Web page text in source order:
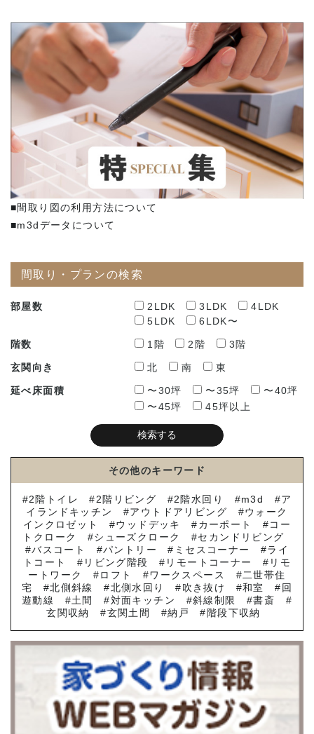
■間取り図の利用方法について
■m3dデータについて
間取り・プランの検索
部屋数 2LDK 3LDK
4LDK
5LDK
6LDK〜
階数 1階 2階 3階
玄関向き 北 南 東
延べ床面積 〜30坪 〜35坪
〜40坪
〜45坪
45坪以上
その他のキーワード
2階トイレ 2階リビング 2階水回り m3d
ア
イランドキッチン
アウトドアリビング
ウォーク
インクロゼット
ウッドデッキ カーポート
コー
トクローク
シューズクローク
セカンドリビング
バスコート
パントリー ミセスコーナー
ライ
トコート
リビング階段 リモートコーナー
リモ
ートワーク
ロフト ワークスペース
二世帯住
宅
北側斜線 北側水回り 吹き抜け 和室
回
遊動線
土間 対面キッチン 斜線制限
書斎
玄関収納
玄関土間 納戸 階段下収納